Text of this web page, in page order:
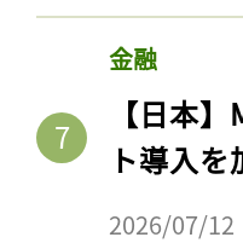
金融
【日本
ト導入
2026/07/12